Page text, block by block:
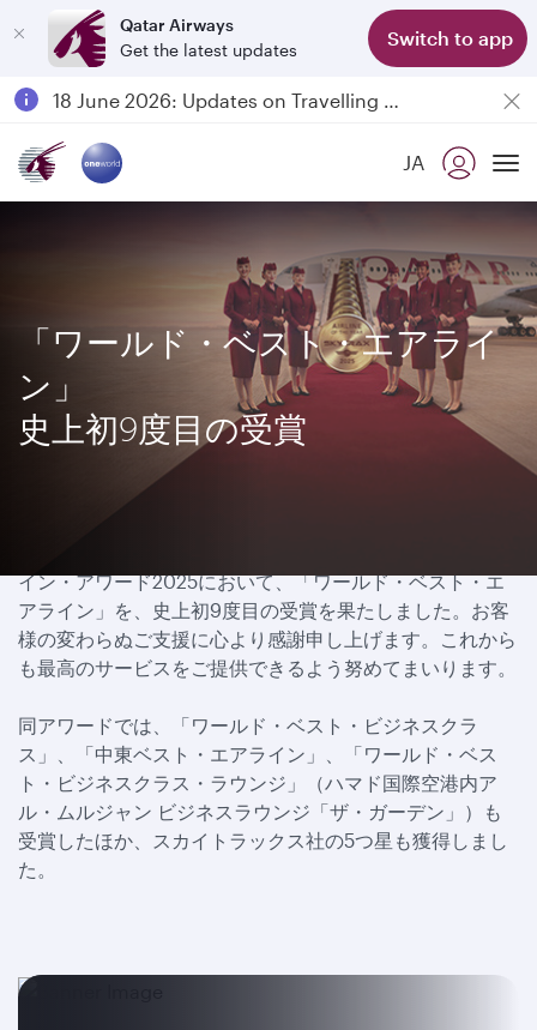
Qatar Airways
Get the latest updates
Switch to app
Passengers flying between Doha and Auckland on QR914 and QR915
18 June 2026: Updates on Travelling with Power Banks
JA
「ワールド・ベスト・エアライ
ン」
史上初9度目の受賞
イン・アワード2025において、「ワールド・ベスト・エ
アライン」を、史上初9度目の受賞を果たしました。お客
様の変わらぬご支援に心より感謝申し上げます。これから
も最高のサービスをご提供できるよう努めてまいります。
同アワードでは、「ワールド・ベスト・ビジネスクラ
ス」、「中東ベスト・エアライン」、「ワールド・ベス
ト・ビジネスクラス・ラウンジ」（ハマド国際空港内ア
ル・ムルジャン ビジネスラウンジ「ザ・ガーデン」）も
受賞したほか、スカイトラックス社の5つ星も獲得しまし
た。